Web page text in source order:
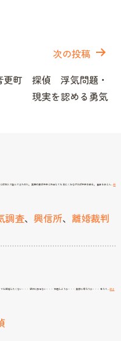
次の投稿
更町 探偵 浮気問題・
現実を認める勇気
別人で臨んできたのだ。 実際の妻は子供と外出しても 気にくわなければ子供を殴る。 食事もほとん…続
調査、 興信所、 離婚裁判
も離婚したくない・・・ 絶対に許せない・・・ 別居しようか・・・ 実家に帰ろうか・・・ 考えて…続き